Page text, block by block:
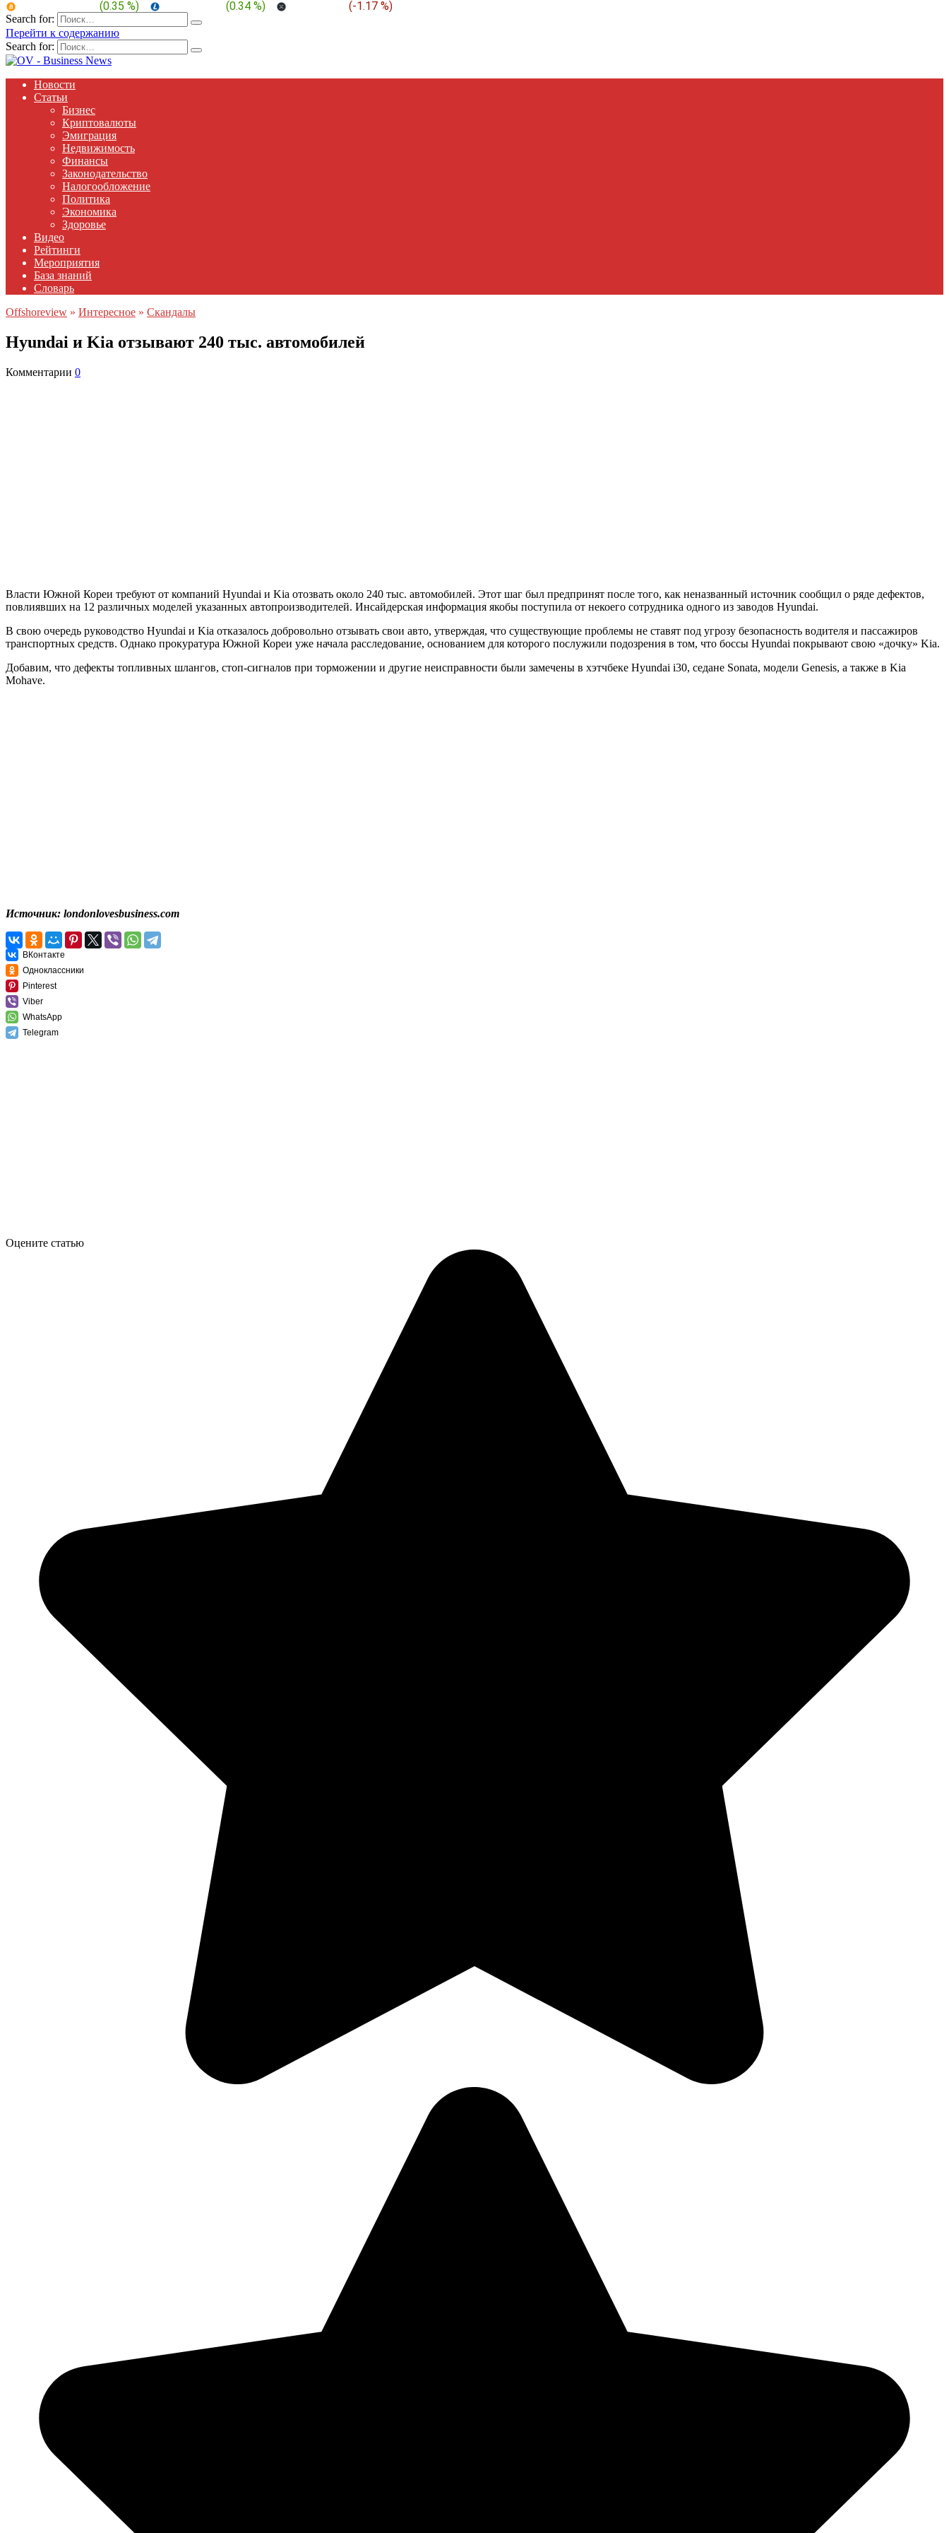
(0.35 %) (0.34 %) (-1.17 %)
Search for:
Перейти к содержанию
Search for:
Новости
Статьи
Бизнес
Криптовалюты
Эмиграция
Недвижимость
Финансы
Законодательство
Налогообложение
Политика
Экономика
Здоровье
Видео
Рейтинги
Мероприятия
База знаний
Словарь
Offshoreview » Интересное » Скандалы
Hyundai и Kia отзывают 240 тыс. автомобилей
Комментарии 0
Власти Южной Кореи требуют от компаний Hyundai и Kia отозвать около 240 тыс. автомобилей. Этот шаг был предпринят после того, как неназванный источник сообщил о ряде дефектов,
повлиявших на 12 различных моделей указанных автопроизводителей. Инсайдерская информация якобы поступила от некоего сотрудника одного из заводов Hyundai.
В свою очередь руководство Hyundai и Kia отказалось добровольно отзывать свои авто, утверждая, что существующие проблемы не ставят под угрозу безопасность водителя и пассажиров
транспортных средств. Однако прокуратура Южной Кореи уже начала расследование, основанием для которого послужили подозрения в том, что боссы Hyundai покрывают свою «дочку» Kia.
Добавим, что дефекты топливных шлангов, стоп-сигналов при торможении и другие неисправности были замечены в хэтчбеке Hyundai i30, седане Sonata, модели Genesis, а также в Kia
Mohave.
Источник: londonlovesbusiness.com
ВКонтакте
Одноклассники
Pinterest
Viber
WhatsApp
Telegram
Оцените статью